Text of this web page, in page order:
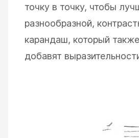
точку в точку, чтобы
разнообразной,
карандаш, который
добавят